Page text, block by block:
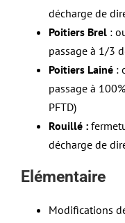
décharge de
Poitiers Brel :
passage à 1/3
Poitiers Lainé :
passage à
PFTD)
Rouillé :
décharge de
Elémentaire
Modifications